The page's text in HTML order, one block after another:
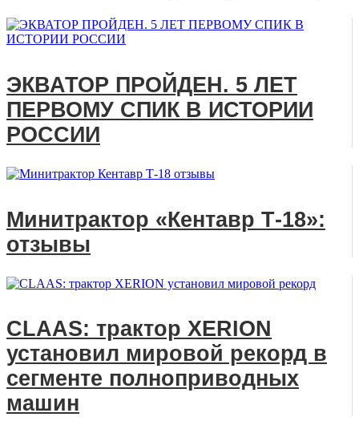
ЭКВАТОР ПРОЙДЕН. 5 ЛЕТ
ПЕРВОМУ СПИК В ИСТОРИИ
РОССИИ
Минитрактор «Кентавр Т-18»:
отзывы
CLAAS: трактор XERION
установил мировой рекорд в
сегменте полноприводных
машин